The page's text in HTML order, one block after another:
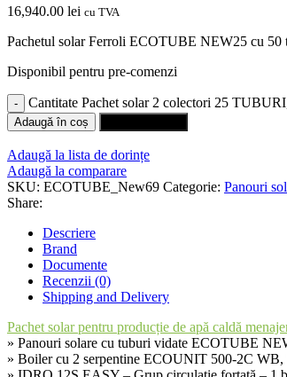
16,940.00 lei cu TVA
Pachetul solar Ferroli ECOTUBE NEW25 cu 50
Disponibil pentru pre-comenzi
Cantitate Pachet solar 2 colectori 25
Adaugă în coș
Adaugă la lista de dorințe
Adaugă la comparare
SKU: ECOTUBE_New69 Categorie: Panouri
Share:
Descriere
Brand
Documente
Recenzii (0)
Shipping and Delivery
Pachet solar pentru producție de apă caldă
» Panouri solare cu tuburi vidate ECOTUBE
» Boiler cu 2 serpentine ECOUNIT 500-2C WB,